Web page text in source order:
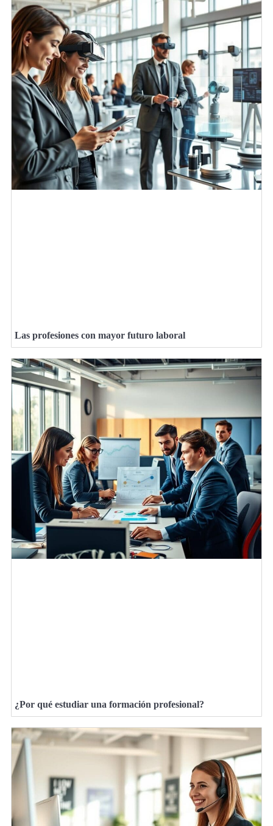
Las profesiones con mayor futuro laboral
¿Por qué estudiar una formación profesional?